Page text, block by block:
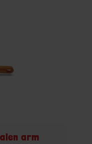
arm